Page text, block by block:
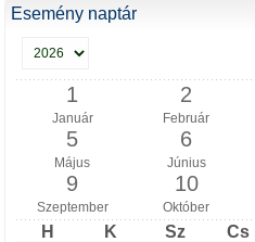
Esemény naptár
1
Január
2
Február
5
Május
6
Június
9
Szeptember
10
Október
H K Sz Cs